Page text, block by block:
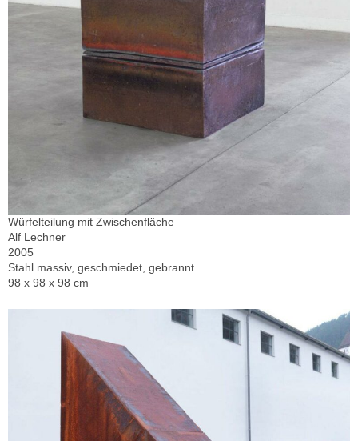
Würfelteilung mit Zwischenfläche
Alf Lechner
2005
Stahl massiv, geschmiedet, gebrannt
98 x 98 x 98 cm